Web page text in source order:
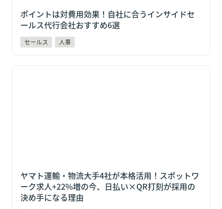
ポイントは対費用効果！自社に合うインサイドセ
ールス代行会社おすすめ6選
セールス 人事
ヤマト運輸・物流大手4社が本格活用！スポットワーク
ヤマト運輸・物流大手4社が本格活用！スポットワ
ーク求人+22%増の今、日払い×QR打刻が採用の
決め手になる理由